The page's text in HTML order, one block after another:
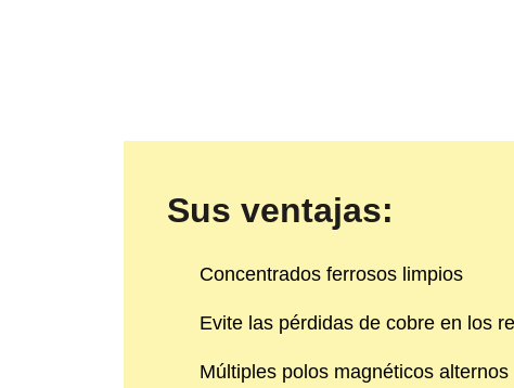
Sus ventajas:
Concentrados ferrosos limpios
Evite las pérdidas de cobre en los
Múltiples polos magnéticos alternos